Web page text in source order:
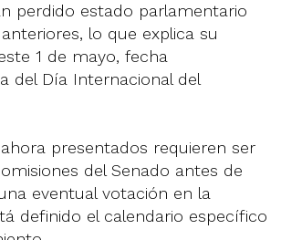
perdido estado parlamentario
lo que explica su
1 de mayo, fecha
del Día Internacional del
presentados requieren ser
del Senado antes de
eventual votación en la
definido el calendario específico